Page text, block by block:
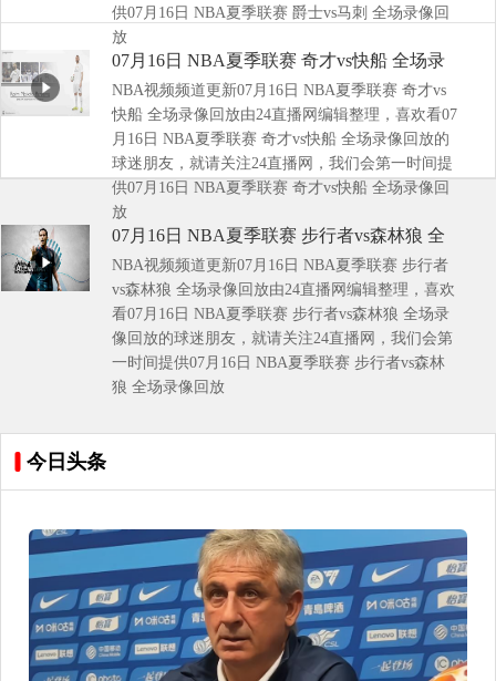
供07月16日 NBA夏季联赛 爵士vs马刺 全场录像回
放
07月16日 NBA夏季联赛 奇才vs快船 全场录
像回放
NBA视频频道更新07月16日 NBA夏季联赛 奇才vs
快船 全场录像回放由24直播网编辑整理，喜欢看07
月16日 NBA夏季联赛 奇才vs快船 全场录像回放的
球迷朋友，就请关注24直播网，我们会第一时间提
供07月16日 NBA夏季联赛 奇才vs快船 全场录像回
放
07月16日 NBA夏季联赛 步行者vs森林狼 全
场录像回放
NBA视频频道更新07月16日 NBA夏季联赛 步行者
vs森林狼 全场录像回放由24直播网编辑整理，喜欢
看07月16日 NBA夏季联赛 步行者vs森林狼 全场录
像回放的球迷朋友，就请关注24直播网，我们会第
一时间提供07月16日 NBA夏季联赛 步行者vs森林
狼 全场录像回放
今日头条